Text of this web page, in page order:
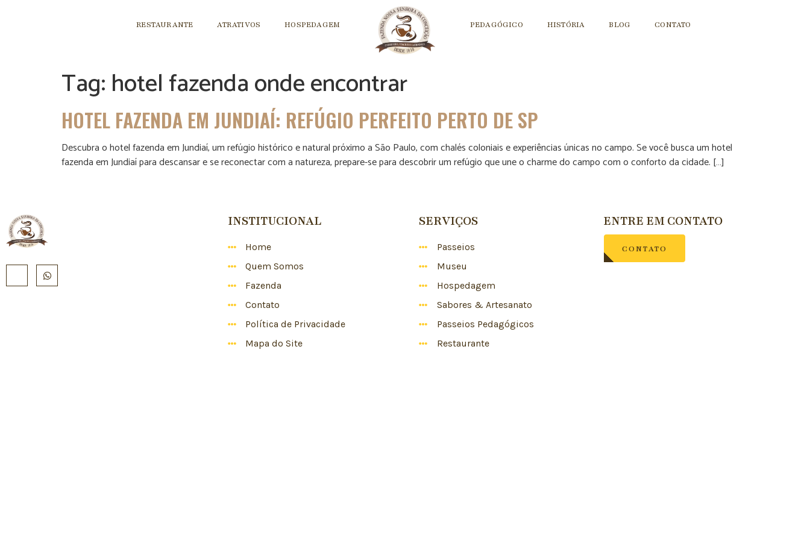
RESTAURANTE ATRATIVOS HOSPEDAGEM PEDAGÓGICO HISTÓRIA BLOG CONTATO
Tag:hotel fazenda onde encontrar
HOTEL FAZENDA EM JUNDIAÍ: REFÚGIO PERFEITO PERTO DE SP
Descubra o hotel fazenda em Jundiaí, um refúgio histórico e natural próximo a São Paulo, com chalés coloniais e experiências únicas no campo. Se você busca um hotel
fazenda em Jundiaí para descansar e se reconectar com a natureza, prepare-se para descobrir um refúgio que une o charme do campo com o conforto da cidade. […]
INSTITUCIONAL
Home
Quem Somos
Fazenda
Contato
Política de Privacidade
Mapa do Site
SERVIÇOS
Passeios
Museu
Hospedagem
Sabores & Artesanato
Passeios Pedagógicos
Restaurante
ENTRE EM CONTATO
CONTATO